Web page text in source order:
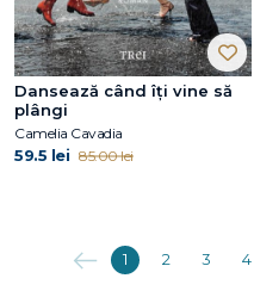
Dansează când îți vine să
plângi
Camelia Cavadia
59.5 lei 85.00 lei
Anterioara
1 2 3 4